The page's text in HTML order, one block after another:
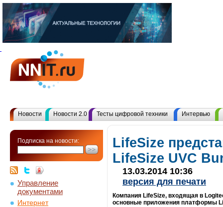
Новости Новости 2.0 Тесты цифровой техники Интервью
Подписка на новости:
Управление
документами
Интернет
LifeSize
LifeSize UVC
13.03.2014 10:36
версия для печати
Компания LifeSize, входящая в
основные приложения платформы